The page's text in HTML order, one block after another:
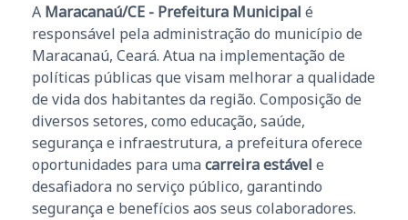
A Maracanaú/CE - Prefeitura Municipal é
responsável pela administração do município de
Maracanaú, Ceará. Atua na implementação de
políticas públicas que visam melhorar a qualidade
de vida dos habitantes da região. Composição de
diversos setores, como educação, saúde,
segurança e infraestrutura, a prefeitura oferece
oportunidades para uma carreira estável e
desafiadora no serviço público, garantindo
segurança e benefícios aos seus colaboradores.